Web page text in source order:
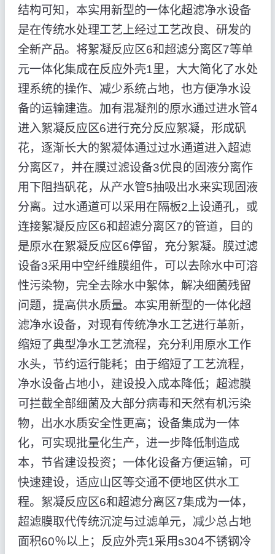
结构可知，本实用新型的一体化超滤净水设备
是在传统水处理工艺上经过工艺改良、研发的
全新产品。将絮凝反应区6和超滤分离区7等单
元一体化集成在反应外壳1里，大大简化了水处
理系统的操作、减少系统占地，也方便净水设
备的运输建造。加有混凝剂的原水通过进水管4
进入絮凝反应区6进行充分反应絮凝，形成矾
花，逐渐长大的絮凝体通过过水通道进入超滤
分离区7，并在膜过滤设备3优良的固液分离作
用下阻挡矾花，从产水管5抽吸出水来实现固液
分离。过水通道可以采用在隔板2上设通孔，或
连接絮凝反应区6和超滤分离区7的管道，目的
是原水在絮凝反应区6停留，充分絮凝。膜过滤
设备3采用中空纤维膜组件，可以去除水中可溶
性污染物，完全去除水中絮体，解决细菌残留
问题，提高供水质量。本实用新型的一体化超
滤净水设备，对现有传统净水工艺进行革新，
缩短了典型净水工艺流程，充分利用原水工作
水头，节约运行能耗；由于缩短了工艺流程，
净水设备占地小，建设投入成本降低；超滤膜
可拦截全部细菌及大部分病毒和天然有机污染
物，出水水质安全性更高；设备集成为一体
化，可实现批量化生产，进一步降低制造成
本，节省建设投资；一体化设备方便运输，可
快速建设，适应山区等交通不便地区供水工
程。絮凝反应区6和超滤分离区7集成为一体，
超滤膜取代传统沉淀与过滤单元，减少总占地
面积60％以上；反应外壳1采用s304不锈钢冷